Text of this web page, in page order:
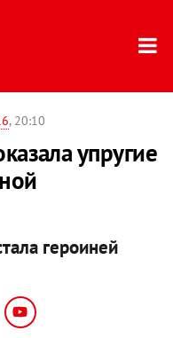
, 20:10
упругие
героиней